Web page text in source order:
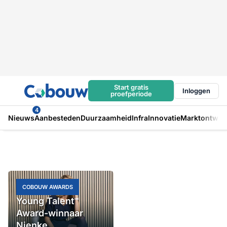
Start gratis
proefperiode
Inloggen
Nieuws
4
AanbestedenDuurzaamheidInfraInnovatie
COBOUW AWARDS
Young Talent
Award-winnaar